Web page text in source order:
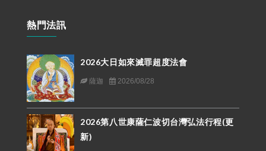
熱門法訊
2026大日如來滅罪超度法會
薩迦 2026/08/28
2026第八世康薩仁波切台灣弘法行程(更
新)